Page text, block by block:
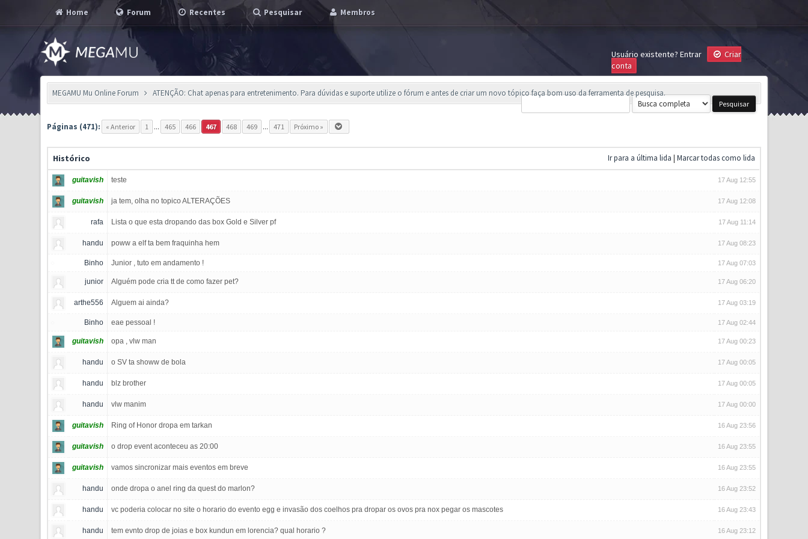
Home Forum Recentes Pesquisar Membros
Usuário existente? Entrar
Criar
conta
MEGAMU Mu Online Forum ATENÇÃO: Chat apenas para entretenimento. Para dúvidas e suporte utilize o fórum e antes de criar um novo tópico faça bom uso da ferramenta de pesquisa.
Páginas (471): « Anterior 1 ... 465 466 467 468 469 ... 471 Próximo »
Histórico Ir para a última lida | Marcar todas como lida
guitavish teste 17 Aug 12:55
guitavish ja tem, olha no topico ALTERAÇÕES 17 Aug 12:08
rafa Lista o que esta dropando das box Gold e Silver pf 17 Aug 11:14
handu poww a elf ta bem fraquinha hem 17 Aug 08:23
Binho Junior , tuto em andamento ! 17 Aug 07:03
junior Alguém pode cria tt de como fazer pet? 17 Aug 06:20
arthe556 Alguem ai ainda? 17 Aug 03:19
Binho eae pessoal ! 17 Aug 02:44
guitavish opa , vlw man 17 Aug 00:23
handu o SV ta showw de bola 17 Aug 00:05
handu blz brother 17 Aug 00:05
handu vlw manim 17 Aug 00:00
guitavish Ring of Honor dropa em tarkan 16 Aug 23:56
guitavish o drop event aconteceu as 20:00 16 Aug 23:55
guitavish vamos sincronizar mais eventos em breve 16 Aug 23:55
handu onde dropa o anel ring da quest do marlon? 16 Aug 23:52
handu vc poderia colocar no site o horario do evento egg e invasão dos coelhos pra dropar os ovos pra nox pegar os mascotes 16 Aug 23:43
handu tem evnto drop de joias e box kundun em lorencia? qual horario ? 16 Aug 23:12